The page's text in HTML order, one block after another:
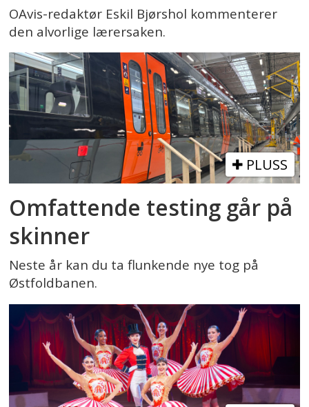
OAvis-redaktør Eskil Bjørshol kommenterer
den alvorlige lærersaken.
PLUSS
Omfattende testing går på
skinner
Neste år kan du ta flunkende nye tog på
Østfoldbanen.